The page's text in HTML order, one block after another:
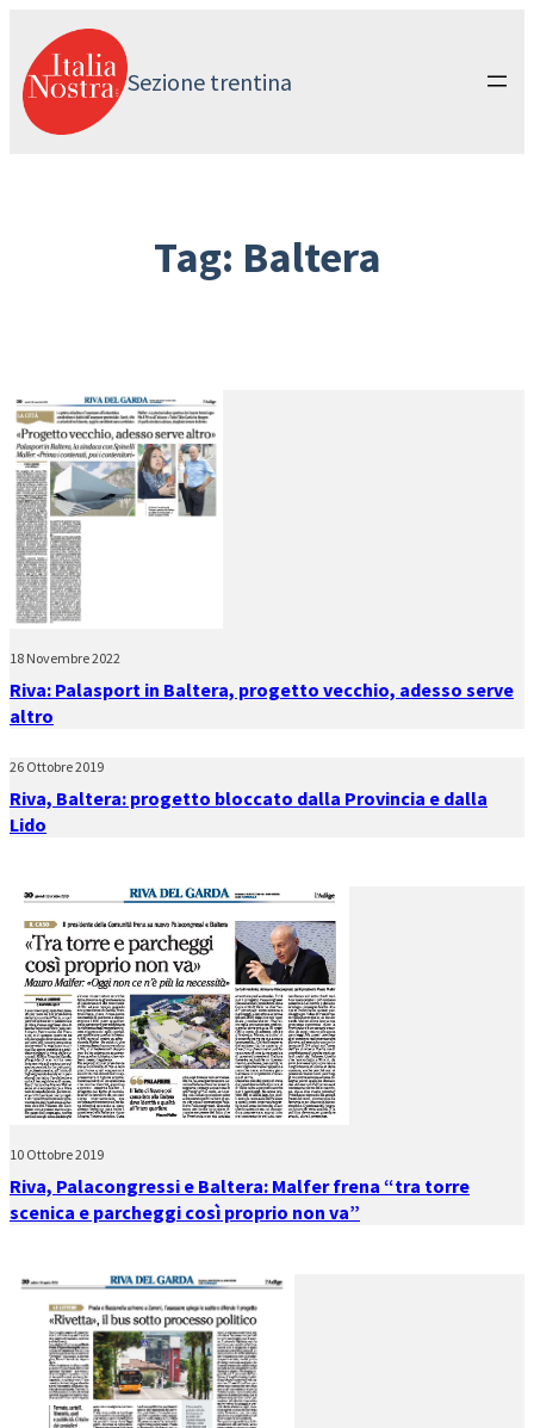
contenuto
Sezione trentina
Tag: Baltera
18 Novembre 2022
Riva: Palasport in Baltera, progetto vecchio, adesso serve
altro
26 Ottobre 2019
Riva, Baltera: progetto bloccato dalla Provincia e dalla
Lido
10 Ottobre 2019
Riva, Palacongressi e Baltera: Malfer frena “tra torre
scenica e parcheggi così proprio non va”